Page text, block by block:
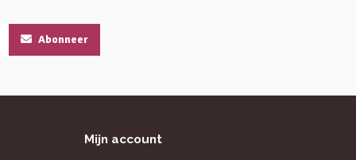
Abonneer
Mijn account